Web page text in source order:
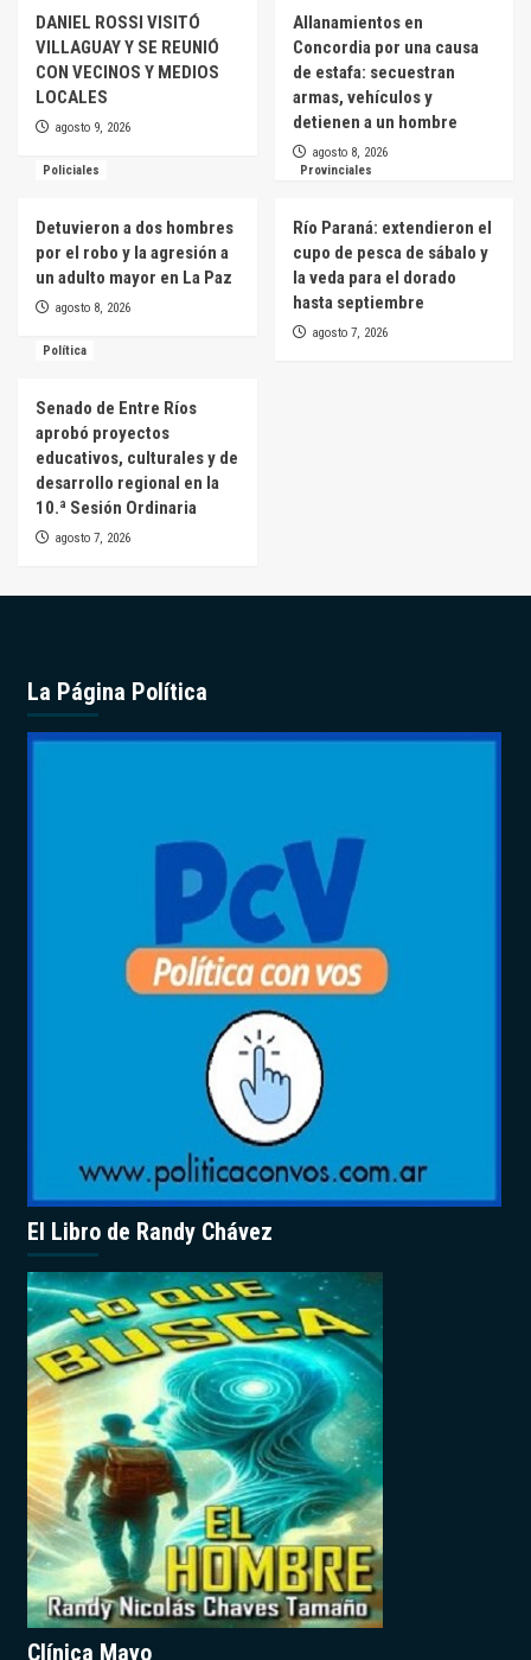
DANIEL ROSSI VISITÓ
VILLAGUAY Y SE REUNIÓ
CON VECINOS Y MEDIOS
LOCALES
agosto 9, 2026
Allanamientos en
Concordia por una causa
de estafa: secuestran
armas, vehículos y
detienen a un hombre
agosto 8, 2026
Policiales
Detuvieron a dos hombres
por el robo y la agresión a
un adulto mayor en La Paz
agosto 8, 2026
Provinciales
Río Paraná: extendieron el
cupo de pesca de sábalo y
la veda para el dorado
hasta septiembre
agosto 7, 2026
Política
Senado de Entre Ríos
aprobó proyectos
educativos, culturales y de
desarrollo regional en la
10.ª Sesión Ordinaria
agosto 7, 2026
La Página Política
El Libro de Randy Chávez
Clínica Mayo